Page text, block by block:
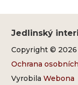
Jedlinský
Copyright ©
Ochrana
VyrobilaWebona